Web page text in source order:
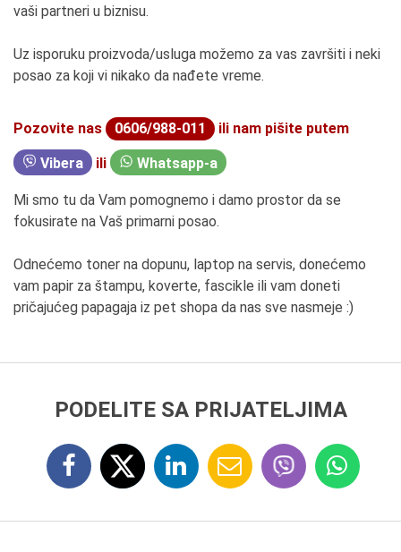
vaši partneri u biznisu.
Uz isporuku proizvoda/usluga možemo za vas završiti i neki
posao za koji vi nikako da nađete vreme.
Pozovite nas 0606/988-011 ili nam pišite putem
Vibera ili Whatsapp-a
Mi smo tu da Vam pomognemo i damo prostor da se
fokusirate na Vaš primarni posao.
Odnećemo toner na dopunu, laptop na servis, donećemo
vam papir za štampu, koverte, fascikle ili vam doneti
pričajućeg papagaja iz pet shopa da nas sve nasmeje :)
PODELITE SA PRIJATELJIMA